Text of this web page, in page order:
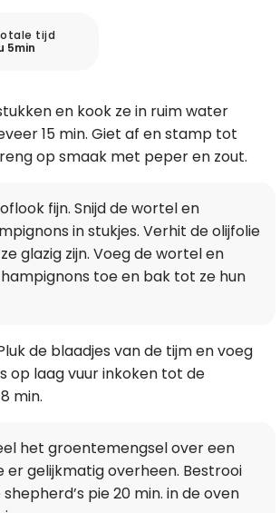
tijd
5min
en kook ze in ruim water
15 min. Giet af en stamp tot
op smaak met peper en zout.
fijn. Snijd de wortel en
in stukjes. Verhit de olijfolie
glazig zijn. Voeg de wortel en
toe en bak tot ze hun
de blaadjes van de tijm en voeg
op laag vuur inkoken tot de
min.
het groentemengsel over een
gelijkmatig overheen. Bestrooi
pie 20 min. in de oven